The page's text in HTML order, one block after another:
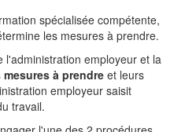
spécialisée compétente,
les mesures à prendre.
l'administration employeur et la
à prendreet leurs
employeur saisit
travail.